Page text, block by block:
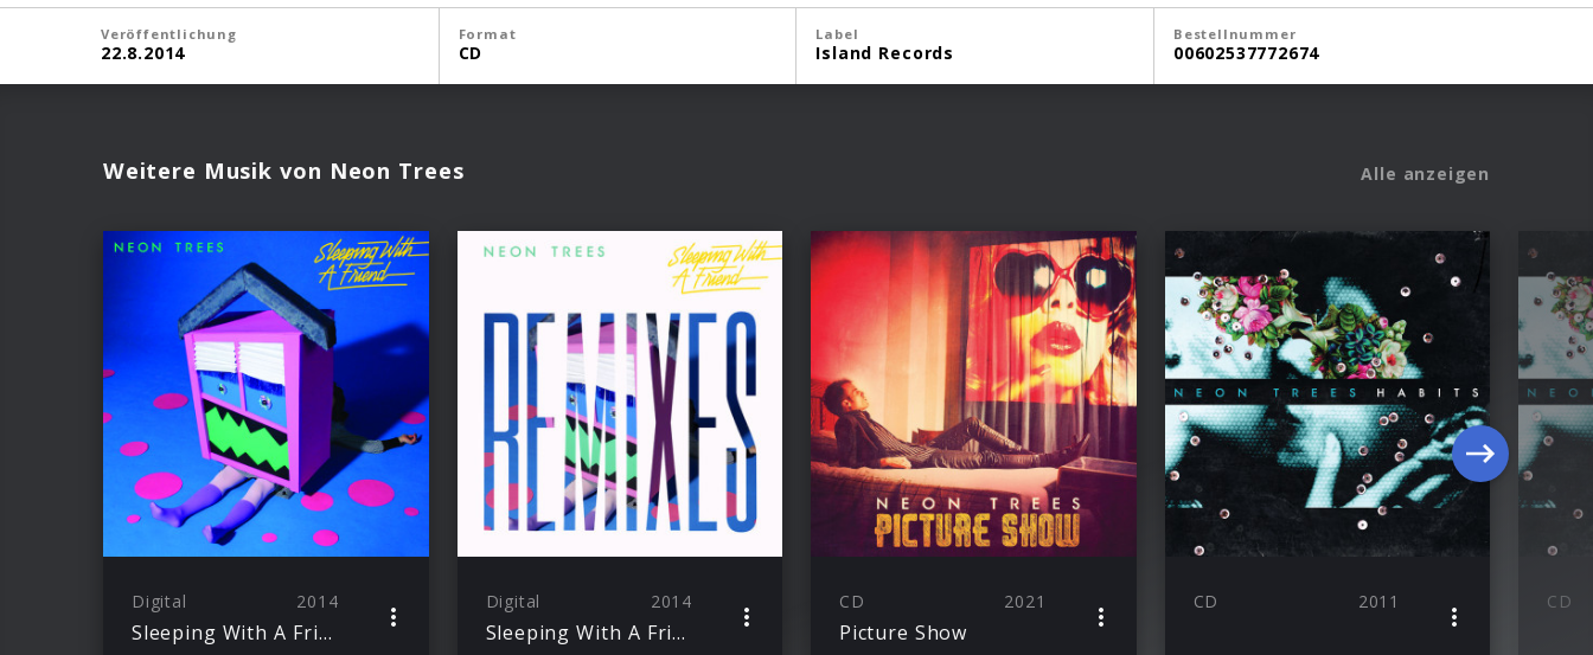
Veröffentlichung
22.8.2014
Format
CD
Label
Island Records
Bestellnummer
00602537772674
Weitere Musik von Neon Trees Alle anzeigen
Digital 2014
Sleeping With A Friend
Digital 2014
Sleeping With A Friend (Remixes)
CD 2021
Picture Show
CD 2011 CD